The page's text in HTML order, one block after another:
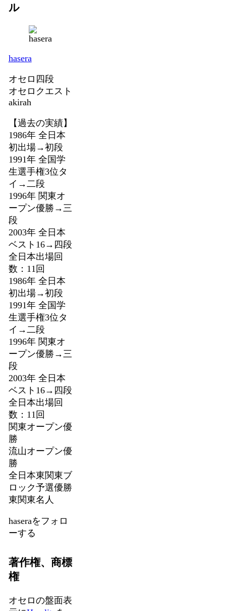
ル
hasera
オセロ四段
オセロクエスト
akirah
【過去の実績】
1986年 全日本
初出場→初段
1991年 全国学
生選手権3位タ
イ→二段
1996年 関東オ
ープン優勝→三
段
2003年 全日本
ベスト16→四段
全日本出場回
数：11回
1986年 全日本
初出場→初段
1991年 全国学
生選手権3位タ
イ→二段
1996年 関東オ
ープン優勝→三
段
2003年 全日本
ベスト16→四段
全日本出場回
数：11回
関東オープン優
勝
流山オープン優
勝
全日本東関東ブ
ロック予選優勝
東関東名人
haseraをフォロ
ーする
著作権、商標
権
オセロの盤面表